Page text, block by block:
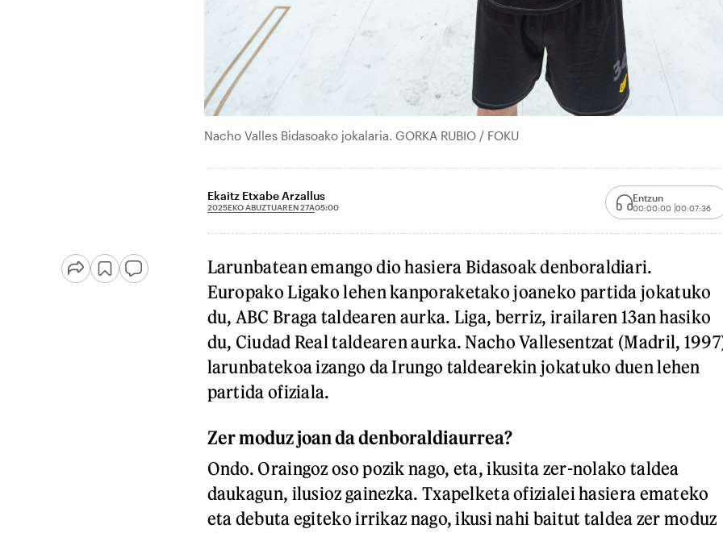
Nacho Valles Bidasoako jokalaria. GORKA RUBIO / FOKU
Ekaitz Etxabe Arzallus
2025EKO ABUZTUAREN 27A05:00
Entzun
00:00:00 00:07:36
Larunbatean emango dio hasiera Bidasoak denboraldiari.
Europako Ligako lehen kanporaketako joaneko partida jokatuko
du, ABC Braga taldearen aurka. Liga, berriz, irailaren 13an hasiko
du, Ciudad Real taldearen aurka. Nacho Vallesentzat (Madril,
larunbatekoa izango da Irungo taldearekin jokatuko duen lehen
partida ofiziala.
Zer moduz joan da denboraldiaurrea?
Ondo. Oraingoz oso pozik nago, eta, ikusita zer-nolako taldea
daukagun, ilusioz gainezka. Txapelketa ofizialei hasiera emateko
eta debuta egiteko irrikaz nago, ikusi nahi baitut taldea zer moduz